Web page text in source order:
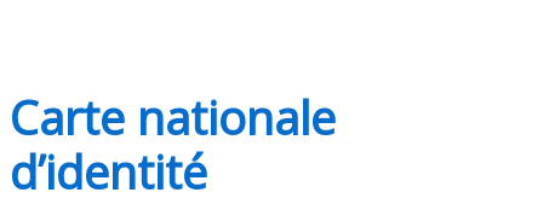
Carte nationale
d’identité